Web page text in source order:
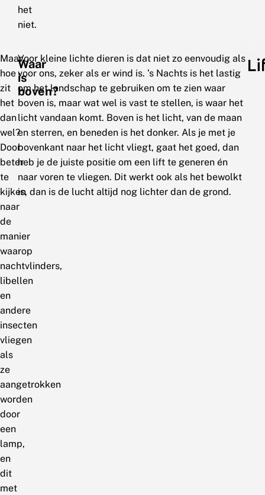
het
niet.
Maar
hoe
zit
het
dan
wel?
Door
beter
te
kijken
naar
de
manier
waarop
nachtvlinders,
libellen
en
andere
insecten
vliegen
als
ze
aangetrokken
worden
door
een
lamp,
en
dit
met
Waar
is
boven?
Voor kleine lichte dieren is dat niet zo eenvoudig als
voor ons, zeker als er wind is. ’s Nachts is het lastig
om het landschap te gebruiken om te zien waar
boven is, maar wat wel is vast te stellen, is waar het
licht vandaan komt. Boven is het licht, van de maan
en sterren, en beneden is het donker. Als je met je
bovenkant naar het licht vliegt, gaat het goed, dan
heb je de juiste positie om een lift te generen én
naar voren te vliegen. Dit werkt ook als het bewolkt
is, dan is de lucht altijd nog lichter dan de grond.